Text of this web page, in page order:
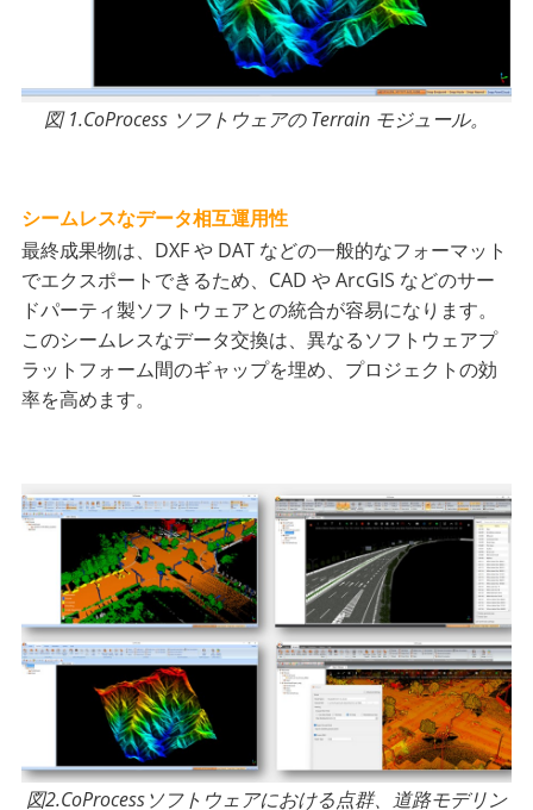
図 1.CoProcess ソフトウェアの Terrain モジュール。
シームレスなデータ相互運用性
最終成果物は、DXF や DAT などの一般的なフォーマット
でエクスポートできるため、CAD や ArcGIS などのサー
ドパーティ製ソフトウェアとの統合が容易になります。
このシームレスなデータ交換は、異なるソフトウェアプ
ラットフォーム間のギャップを埋め、プロジェクトの効
率を高めます。
図2.CoProcessソフトウェアにおける点群、道路モデリン